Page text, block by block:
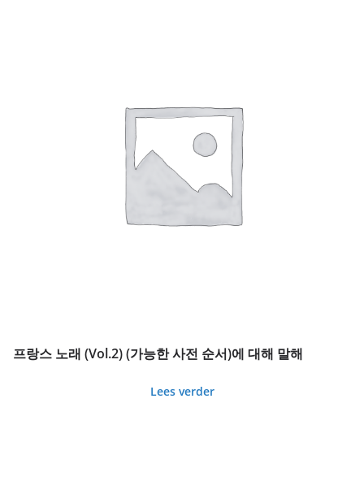
프랑스 노래 (Vol.2) (가능한 사전 순서)에 대해 말해
Lees verder